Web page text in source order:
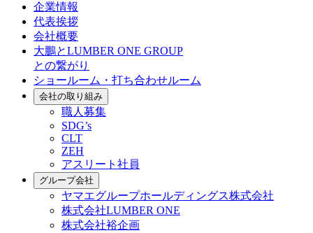
企業情報
代表挨拶
会社概要
大鵬とLUMBER ONE GROUP
との繋がり
ショールーム・打ち合わせルーム
会社の取り組み
職人募集
SDG’s
CLT
ZEH
アスリート社員
グループ会社
ヤマエグループホールディングス株式会社
株式会社LUMBER ONE
株式会社裕企画